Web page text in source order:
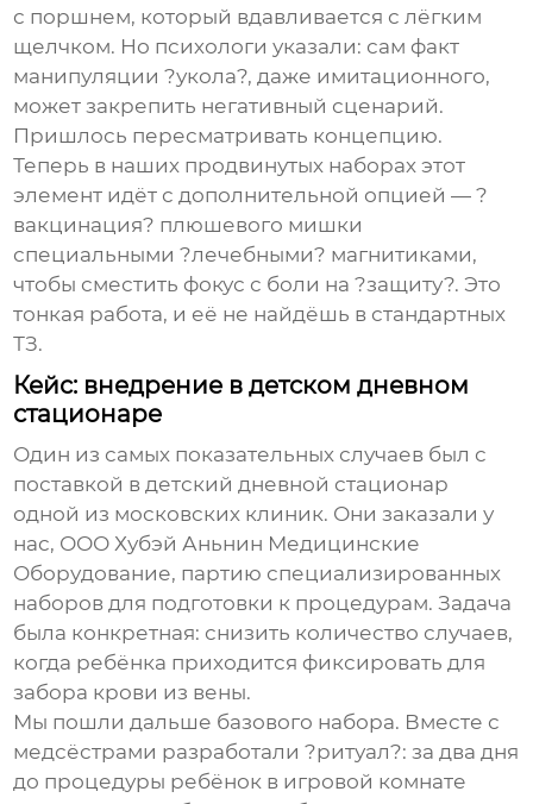
с поршнем, который вдавливается с лёгким
щелчком. Но психологи указали: сам факт
манипуляции ?укола?, даже имитационного,
может закрепить негативный сценарий.
Пришлось пересматривать концепцию.
Теперь в наших продвинутых наборах этот
элемент идёт с дополнительной опцией — ?
вакцинация? плюшевого мишки
специальными ?лечебными? магнитиками,
чтобы сместить фокус с боли на ?защиту?. Это
тонкая работа, и её не найдёшь в стандартных
ТЗ.
Кейс: внедрение в детском дневном
стационаре
Один из самых показательных случаев был с
поставкой в детский дневной стационар
одной из московских клиник. Они заказали у
нас, ООО Хубэй Аньнин Медицинские
Оборудование, партию специализированных
наборов для подготовки к процедурам. Задача
была конкретная: снизить количество случаев,
когда ребёнка приходится фиксировать для
забора крови из вены.
Мы пошли дальше базового набора. Вместе с
медсёстрами разработали ?ритуал?: за два дня
до процедуры ребёнок в игровой комнате